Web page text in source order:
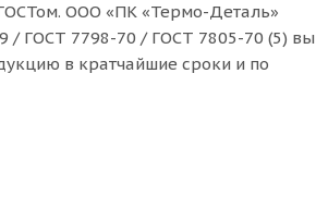
ООО «ПК «Термо-Деталь»
/ ГОСТ 7798-70 / ГОСТ 7805-70 (5) вы
в кратчайшие сроки и по